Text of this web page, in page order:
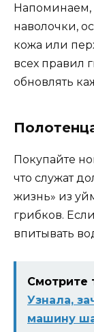
Напоминаем,
наволочки,
кожа или
всех правил
обновлять
Покупайте
что служат
жизнь» из
грибков.
впитывать
Смотрите
Узнала,
машину